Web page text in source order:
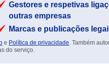
Gestores e respetivas
outras empresas
Marcas e publicações
e Política de privacidade. Também
do serviço.